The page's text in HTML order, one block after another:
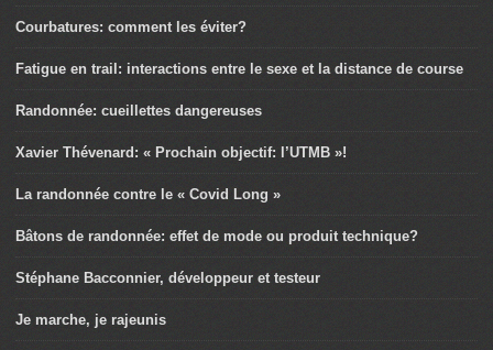
Courbatures: comment les éviter?
Fatigue en trail: interactions entre le sexe et la distance de course
Randonnée: cueillettes dangereuses
Xavier Thévenard: « Prochain objectif: l’UTMB »!
La randonnée contre le « Covid Long »
Bâtons de randonnée: effet de mode ou produit technique?
Stéphane Bacconnier, développeur et testeur
Je marche, je rajeunis